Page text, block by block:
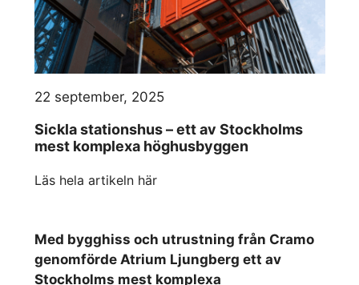
22 september, 2025
Sickla stationshus – ett av Stockholms
mest komplexa höghusbyggen
Läs hela artikeln här
Med bygghiss och utrustning från Cramo
genomförde Atrium Ljungberg ett av
Stockholms mest komplexa